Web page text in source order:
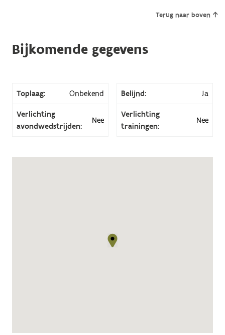
Terug naar boven
Bijkomende gegevens
Toplaag: Onbekend Belijnd: Ja
Verlichting
avondwedstrijden:
Nee
Verlichting
trainingen:
Nee